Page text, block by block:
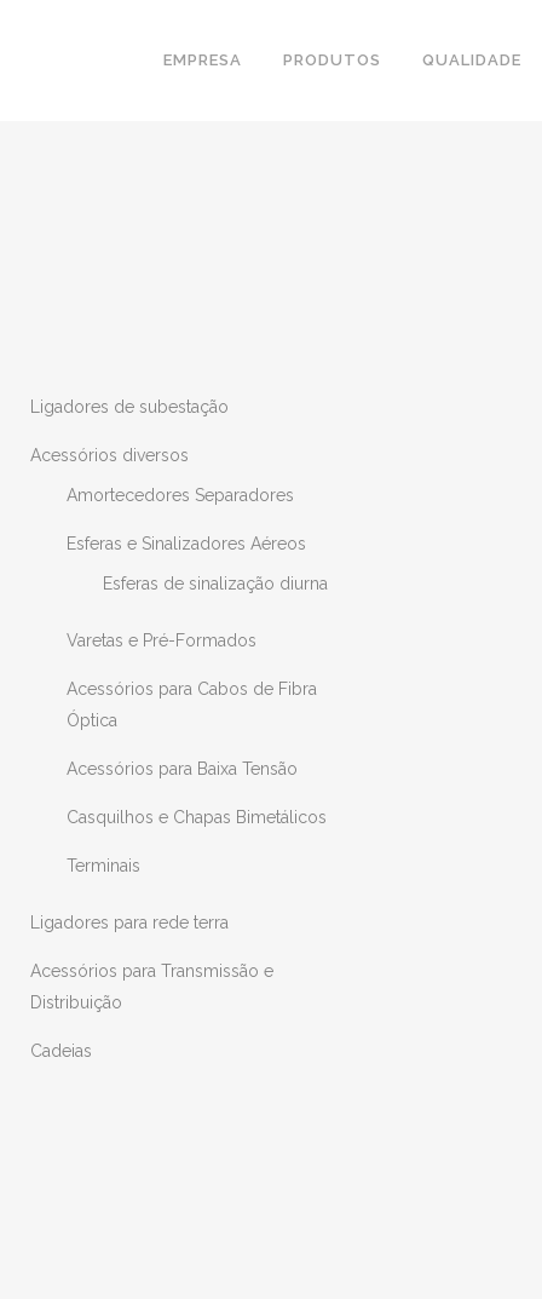
EMPRESA PRODUTOS QUALIDADE
Ligadores de subestação
Acessórios diversos
Amortecedores Separadores
Esferas e Sinalizadores Aéreos
Esferas de sinalização diurna
Varetas e Pré-Formados
Acessórios para Cabos de Fibra
Óptica
Acessórios para Baixa Tensão
Casquilhos e Chapas Bimetálicos
Terminais
Ligadores para rede terra
Acessórios para Transmissão e
Distribuição
Cadeias